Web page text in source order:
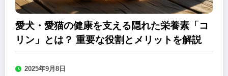
愛犬・愛猫の健康を支える隠れた栄養素「コ
リン」とは？ 重要な役割とメリットを解説
2025年9月8日